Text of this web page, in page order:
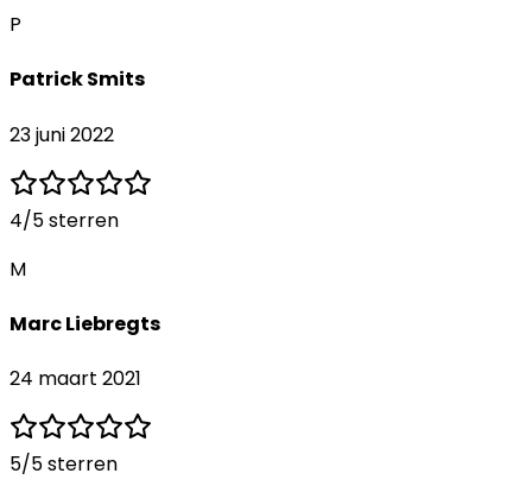
P
Patrick Smits
23 juni 2022
4/5 sterren
M
Marc Liebregts
24 maart 2021
5/5 sterren